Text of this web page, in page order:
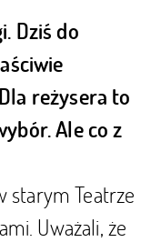
Dziś do
reżysera to
Ale co z
starym Teatrze
Uważali, że